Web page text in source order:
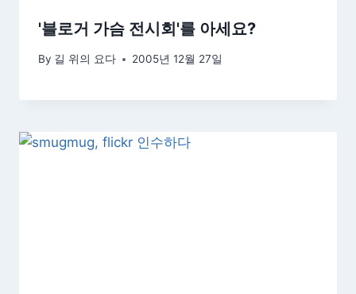
'블로거 가슴 전시회'를 아세요?
By 길 위의 요다 2005년 12월 27일